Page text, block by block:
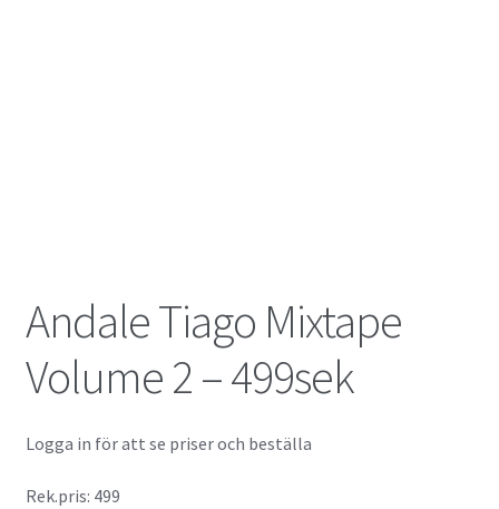
Andale Tiago Mixtape
Volume 2 – 499sek
Logga in för att se priser och beställa
Rek.pris: 499